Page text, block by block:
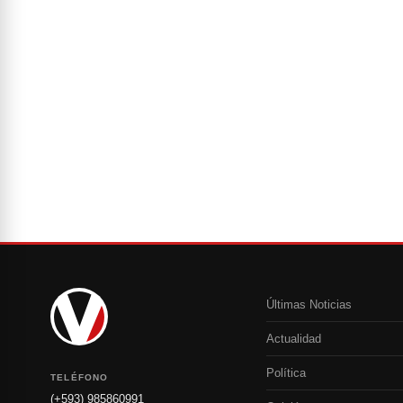
TELÉFONO
(+593) 985860991
Últimas Noticias
Actualidad
Política